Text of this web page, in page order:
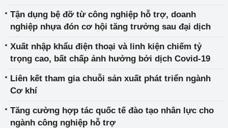
Tận dụng bệ đỡ từ công nghiệp hỗ trợ, doanh
nghiệp nhựa đón cơ hội tăng trưởng sau đại dịch
Xuất nhập khẩu điện thoại và linh kiện chiếm tỷ
trọng cao, bất chấp ảnh hưởng bởi dịch Covid-19
Liên kết tham gia chuỗi sản xuất phát triển ngành
Cơ khí
Tăng cường hợp tác quốc tế đào tạo nhân lực cho
ngành công nghiệp hỗ trợ